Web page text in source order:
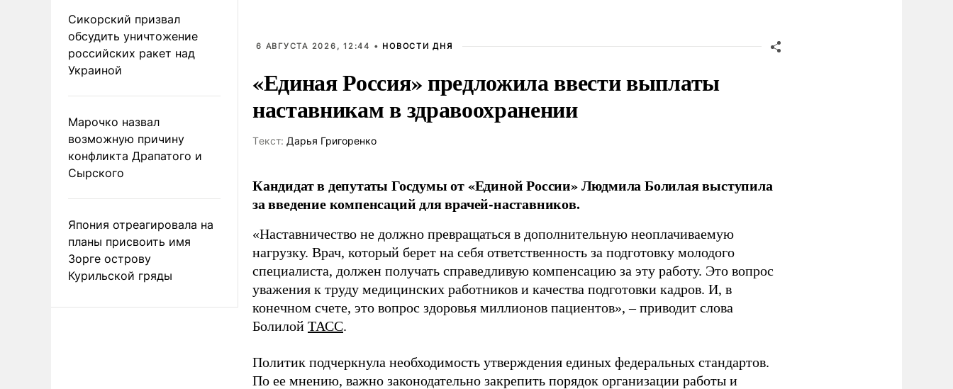
Сикорский призвал
обсудить уничтожение
российских ракет над
Украиной
Марочко назвал
возможную причину
конфликта Драпатого и
Сырского
Япония отреагировала на
планы присвоить имя
Зорге острову
Курильской гряды
6 АВГУСТА 2026, 12:44 • НОВОСТИ ДНЯ
«Единая Россия» предложила ввести выплаты
наставникам в здравоохранении
Tекст: Дарья Григоренко
Кандидат в депутаты Госдумы от «Единой России» Людмила Болилая выступила
за введение компенсаций для врачей-наставников.
«Наставничество не должно превращаться в дополнительную неоплачиваемую
нагрузку. Врач, который берет на себя ответственность за подготовку молодого
специалиста, должен получать справедливую компенсацию за эту работу. Это вопрос
уважения к труду медицинских работников и качества подготовки кадров. И, в
конечном счете, это вопрос здоровья миллионов пациентов», – приводит слова
Болилой ТАСС.
Политик подчеркнула необходимость утверждения единых федеральных стандартов.
По ее мнению, важно законодательно закрепить порядок организации работы и